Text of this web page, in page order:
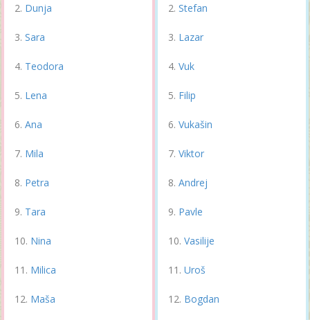
Dunja
Sara
Teodora
Lena
Ana
Mila
Petra
Tara
Nina
Milica
Maša
Stefan
Lazar
Vuk
Filip
Vukašin
Viktor
Andrej
Pavle
Vasilije
Uroš
Bogdan